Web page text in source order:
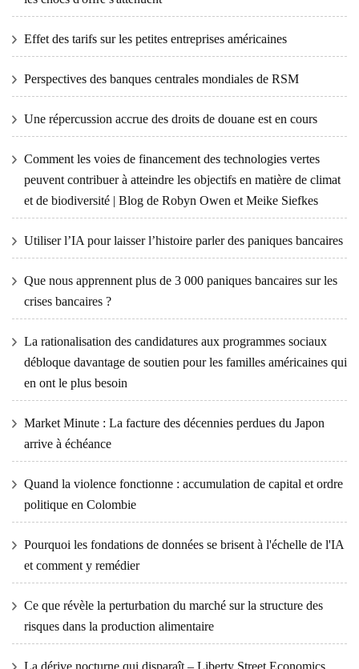
Effet des tarifs sur les petites entreprises américaines
Perspectives des banques centrales mondiales de RSM
Une répercussion accrue des droits de douane est en cours
Comment les voies de financement des technologies vertes
peuvent contribuer à atteindre les objectifs en matière de climat
et de biodiversité | Blog de Robyn Owen et Meike Siefkes
Utiliser l’IA pour laisser l’histoire parler des paniques bancaires
Que nous apprennent plus de 3 000 paniques bancaires sur les
crises bancaires ?
La rationalisation des candidatures aux programmes sociaux
débloque davantage de soutien pour les familles américaines qui
en ont le plus besoin
Market Minute : La facture des décennies perdues du Japon
arrive à échéance
Quand la violence fonctionne : accumulation de capital et ordre
politique en Colombie
Pourquoi les fondations de données se brisent à l'échelle de l'IA
et comment y remédier
Ce que révèle la perturbation du marché sur la structure des
risques dans la production alimentaire